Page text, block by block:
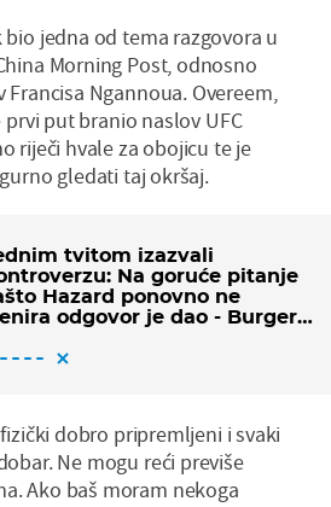
bio jedna od tema razgovora u
Morning Post, odnosno
Ngannoua. Overeem,
put branio naslov UFC
riječi hvale za obojicu te je
gledati taj okršaj.
tvitom izazvali
Na goruće pitanje
Hazard ponovno ne
odgovor je dao - Burger
dobro pripremljeni i svaki
Ne mogu reći previše
Ako baš moram nekoga